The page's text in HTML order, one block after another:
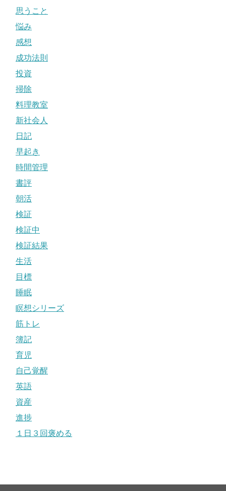
思うこと
悩み
感想
成功法則
投資
掃除
料理教室
新社会人
日記
早起き
時間管理
書評
朝活
検証
検証中
検証結果
生活
目標
睡眠
瞑想シリーズ
筋トレ
簿記
育児
自己覚醒
英語
資産
進捗
１日３回褒める